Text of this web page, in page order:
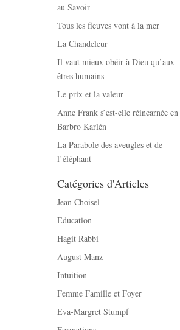
au Savoir
Tous les fleuves vont à la mer
La Chandeleur
Il vaut mieux obéir à Dieu qu’aux
êtres humains
Le prix et la valeur
Anne Frank s’est-elle réincarnée en
Barbro Karlén
La Parabole des aveugles et de
l’éléphant
Catégories d'Articles
Jean Choisel
Education
Hagit Rabbi
August Manz
Intuition
Femme Famille et Foyer
Eva-Margret Stumpf